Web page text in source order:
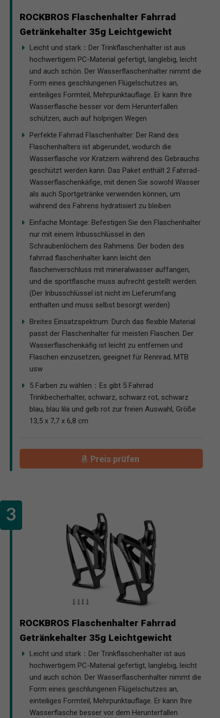
ROCKBROS Flaschenhalter Fahrrad
Getränkehalter 35g Leichtgewicht
Leicht und stark：Der Trinkflaschenhalter ist aus
hochwertigem PC-Material gefertigt, langlebig, leicht
und auch schön. Der Wasserflaschenhalter nimmt die
Form eines geschlungenen Flügelschutzes an,
einteiliges Formteil, Mehrpunktauflage. Er kann Ihre
Wasserflasche besser vor dem Herunterfallen
schützen, auch auf holprigen Wegen
Perfekte Fahrrad Flaschenhalter: Der Rand des
Flaschenhalters ist abgerundet, wodurch die
Wasserflasche vor Kratzern während des Gebrauchs
geschützt werden kann. Das Paket enthält 2 Fahrrad-
Wasserflaschenkäfige, mit denen Sie sowohl Wasser
als auch Sportgetränke verwenden können, um
während des Fahrens hydratisiert zu bleiben
Einfache Montage: Befestigen Sie den Flaschenhalter
nur mit einem Inbusschlüssel in den
Schraubenlöchern des Rahmens. Der boden des
fahrrad flaschenhalter kann leicht den
flaschenverschluss mit mineralwasser auffangen,
und die sportflasche muss aufrecht gestellt werden.
(Der Inbusschlüssel ist nicht im Lieferumfang
enthalten und muss selbst besorgt werden)
Breites Einsatzspektrum: Durch das flexible Material
passt der Flaschenhalter für meisten Flaschen. Der
Wasserflaschenkäfig ist leicht zu entfernen und
Flaschen einzusetzen, geeignet für Rennrad, MTB
usw
5 Farben zu wählen：Es gibt 5 Fahrrad
Trinkbecherhalter, schwarz, schwarz rot, schwarz
blau, blau lila und gelb rot zur freien Auswahl, Größe
13,5 x 7,7 x 6,8 cm
Preis prüfen
ROCKBROS Flaschenhalter Fahrrad
Getränkehalter 35g Leichtgewicht
Leicht und stark：Der Trinkflaschenhalter ist aus
hochwertigem PC-Material gefertigt, langlebig, leicht
und auch schön. Der Wasserflaschenhalter nimmt die
Form eines geschlungenen Flügelschutzes an,
einteiliges Formteil, Mehrpunktauflage. Er kann Ihre
Wasserflasche besser vor dem Herunterfallen